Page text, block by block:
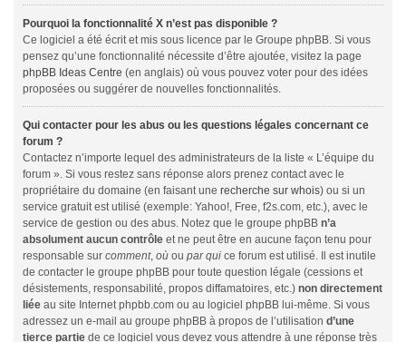
Pourquoi la fonctionnalité X n’est pas disponible ?
Ce logiciel a été écrit et mis sous licence par le Groupe phpBB. Si vous
pensez qu’une fonctionnalité nécessite d’être ajoutée, visitez la page
phpBB Ideas Centre (en anglais) où vous pouvez voter pour des idées
proposées ou suggérer de nouvelles fonctionnalités.
Qui contacter pour les abus ou les questions légales concernant ce
forum ?
Contactez n’importe lequel des administrateurs de la liste « L’équipe du
forum ». Si vous restez sans réponse alors prenez contact avec le
propriétaire du domaine (en faisant une recherche sur whois) ou si un
service gratuit est utilisé (exemple: Yahoo!, Free, f2s.com, etc.), avec le
service de gestion ou des abus. Notez que le groupe phpBB n’a
absolument aucun contrôle et ne peut être en aucune façon tenu pour
responsable sur comment, où ou par qui ce forum est utilisé. Il est inutile
de contacter le groupe phpBB pour toute question légale (cessions et
désistements, responsabilité, propos diffamatoires, etc.) non directement
liée au site Internet phpbb.com ou au logiciel phpBB lui-même. Si vous
adressez un e-mail au groupe phpBB à propos de l’utilisation d’une
tierce partie de ce logiciel vous devez vous attendre à une réponse très